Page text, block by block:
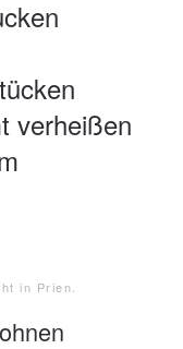
verheißen
in Prien